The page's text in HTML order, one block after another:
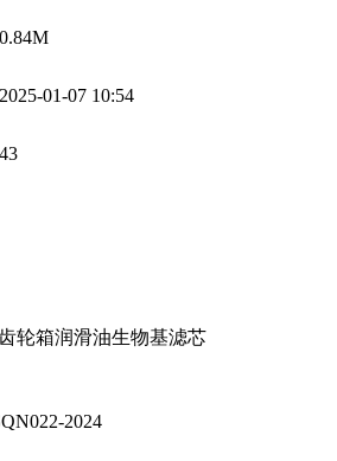
01-07 10:54
箱润滑油生物基滤芯
2024